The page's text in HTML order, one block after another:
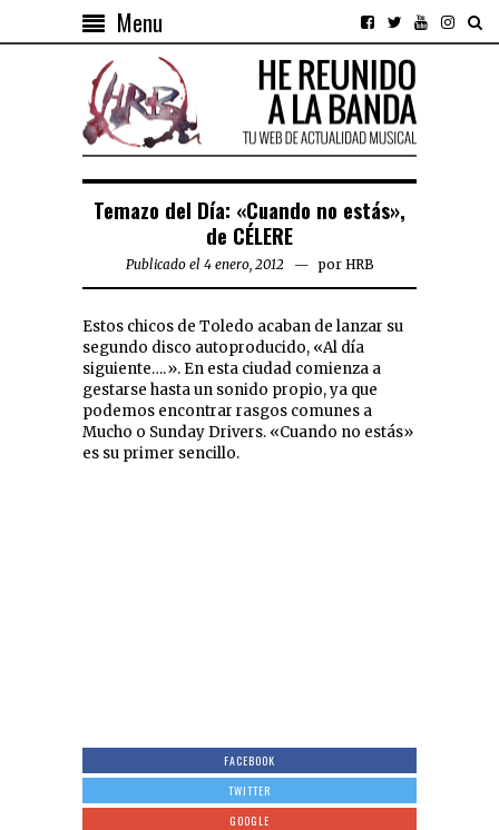
Menu
Temazo del Día: «Cuando no estás»,
de CÉLERE
Publicado el 4 enero, 2012 por HRB
Estos chicos de Toledo acaban de lanzar su
segundo disco autoproducido, «Al día
siguiente….». En esta ciudad comienza a
gestarse hasta un sonido propio, ya que
podemos encontrar rasgos comunes a
Mucho o Sunday Drivers. «Cuando no estás»
es su primer sencillo.
FACEBOOK
TWITTER
GOOGLE